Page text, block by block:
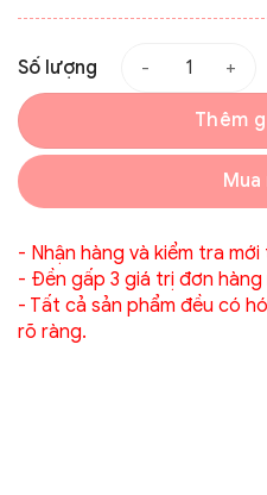
Số lượng
Thêm
Mua
- Nhận hàng và kiểm tra
- Đền gấp 3 giá trị đơn
- Tất cả sản phẩm đều có
rõ ràng.